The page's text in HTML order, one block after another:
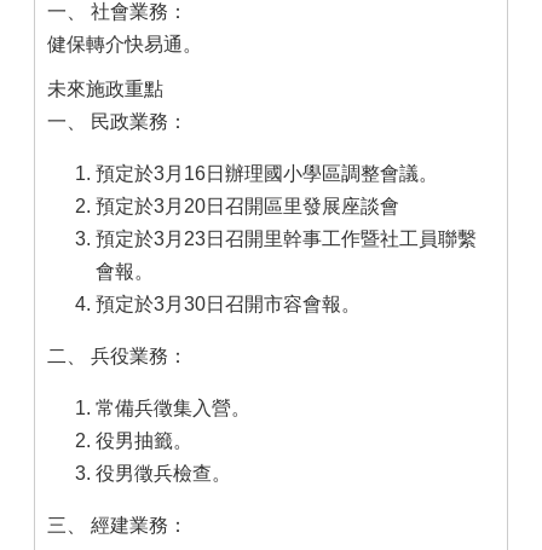
一、 社會業務：
健保轉介快易通。
未來施政重點
一、 民政業務：
預定於3月16日辦理國小學區調整會議。
預定於3月20日召開區里發展座談會
預定於3月23日召開里幹事工作暨社工員聯繫
會報。
預定於3月30日召開市容會報。
二、 兵役業務：
常備兵徵集入營。
役男抽籤。
役男徵兵檢查。
三、 經建業務：